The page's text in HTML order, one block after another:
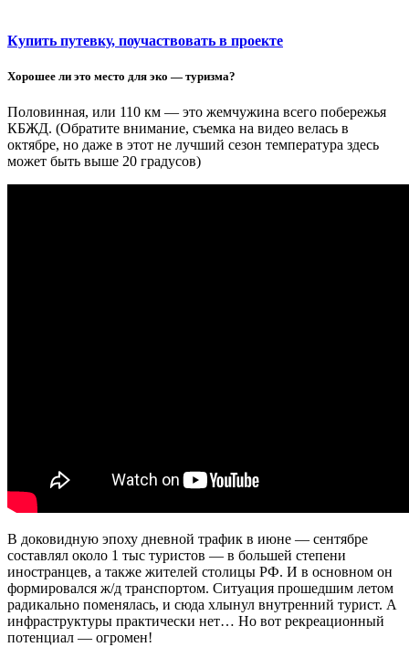
Купить путевку, поучаствовать в проекте
Хорошее ли это место для эко — туризма?
Половинная, или 110 км — это жемчужина всего побережья
КБЖД. (Обратите внимание, съемка на видео велась в
октябре, но даже в этот не лучший сезон температура здесь
может быть выше 20 градусов)
В доковидную эпоху дневной трафик в июне — сентябре
составлял около 1 тыс туристов — в большей степени
иностранцев, а также жителей столицы РФ. И в основном он
формировался ж/д транспортом. Ситуация прошедшим летом
радикально поменялась, и сюда хлынул внутренний турист. А
инфраструктуры практически нет… Но вот рекреационный
потенциал — огромен!